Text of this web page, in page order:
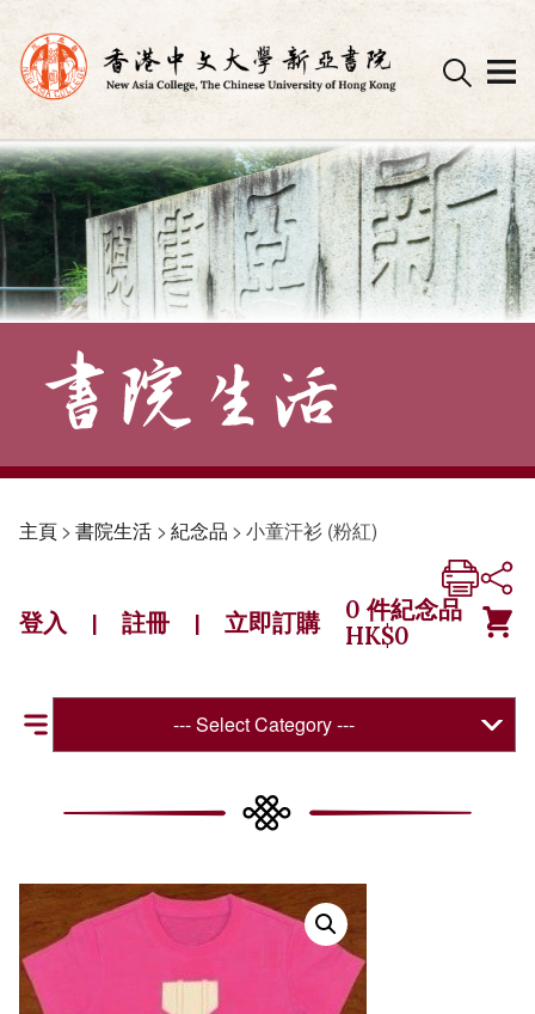
Skip
to
content
主頁> 書院生活 > 紀念品 > 小童汗衫 (粉紅)
登入 | 註冊 | 立即訂購 0 件紀念品
HK$0
--- Select Category ---